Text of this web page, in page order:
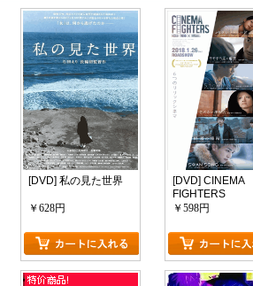
[DVD] 私の見た世界
￥628円
[DVD] CINEMA
FIGHTERS
￥598円